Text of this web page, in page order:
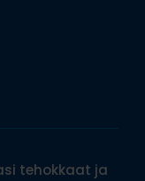
tehokkaat ja